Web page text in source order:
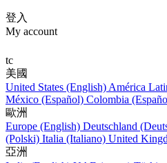
登入
My account
tc
美國
United States (English) América
México (Español) Colombia
歐洲
Europe (English) Deutschland
(Polski) Italia (Italiano) United
亞洲